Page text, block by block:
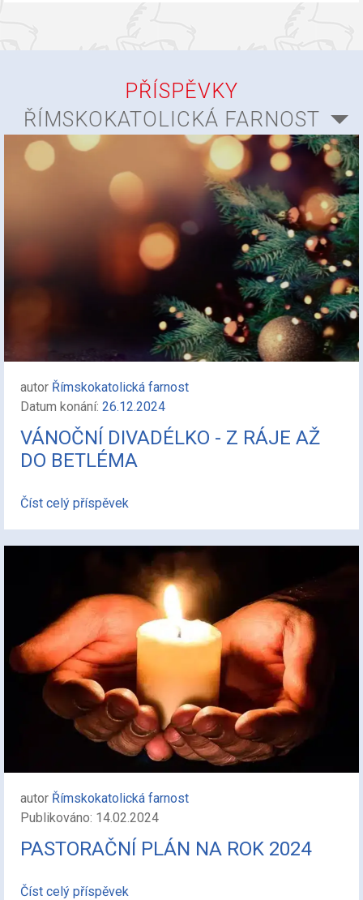
PŘÍSPĚVKY
ŘÍMSKOKATOLICKÁ FARNOST
autor Římskokatolická farnost
Datum konání: 26.12.2024
VÁNOČNÍ DIVADÉLKO - Z RÁJE AŽ
DO BETLÉMA
Číst celý příspěvek
autor Římskokatolická farnost
Publikováno: 14.02.2024
PASTORAČNÍ PLÁN NA ROK 2024
Číst celý příspěvek